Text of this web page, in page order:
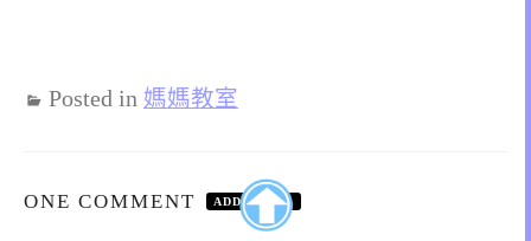
Posted in 媽媽教室
ONE COMMENT ADD YOURS